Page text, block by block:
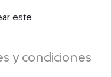
este
y condiciones